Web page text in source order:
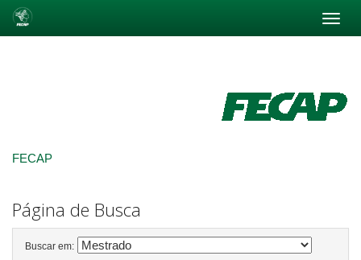
FECAP
Página de Busca
Buscar em: